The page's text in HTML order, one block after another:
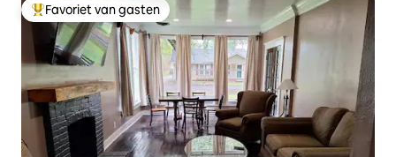
Topfavoriet van gasten
Favoriet van gasten